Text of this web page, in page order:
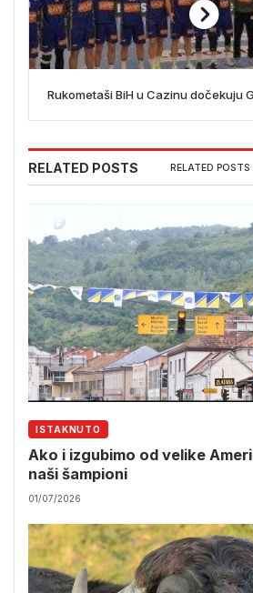
Rukometaši BiH u Cazinu dočekuju
RELATED POSTS RELATED POSTS
ISTAKNUTO
Ako i izgubimo od velike
naši šampioni
01/07/2026